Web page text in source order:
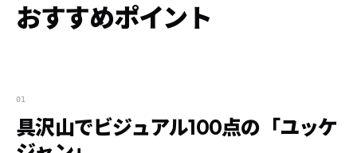
おすすめポイント
01
具沢山でビジュアル100点の「ユッケ